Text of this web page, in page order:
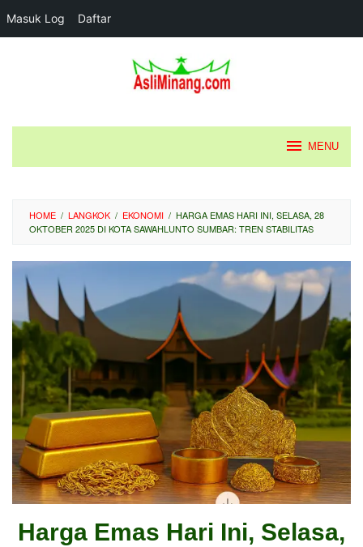
Masuk Log Daftar
MENU
HOME / LANGKOK / EKONOMI / HARGA EMAS HARI INI, SELASA, 28
OKTOBER 2025 DI KOTA SAWAHLUNTO SUMBAR: TREN STABILITAS
Harga Emas Hari Ini, Selasa,